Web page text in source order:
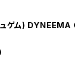
ゲム) DYNEEMA